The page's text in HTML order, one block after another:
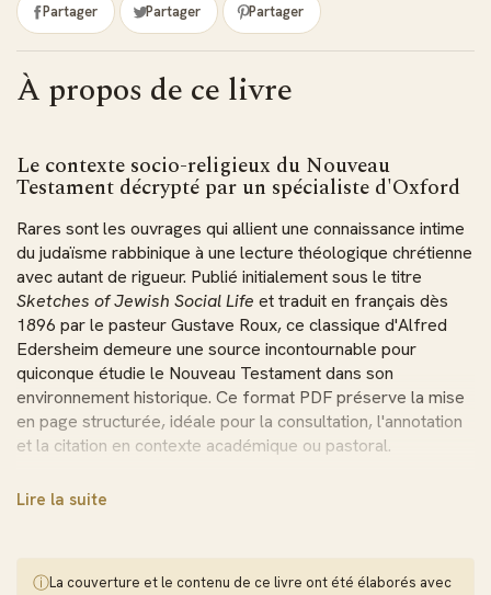
Partager Partager Partager
À propos de ce livre
Le contexte socio-religieux du Nouveau
Testament décrypté par un spécialiste d'Oxford
Rares sont les ouvrages qui allient une connaissance intime
du judaïsme rabbinique à une lecture théologique chrétienne
avec autant de rigueur. Publié initialement sous le titre
Sketches of Jewish Social Life et traduit en français dès
1896 par le pasteur Gustave Roux, ce classique d'Alfred
Edersheim demeure une source incontournable pour
quiconque étudie le Nouveau Testament dans son
environnement historique. Ce format PDF préserve la mise
en page structurée, idéale pour la consultation, l'annotation
et la citation en contexte académique ou pastoral.
Une autorité reconnue entre Torah, Talmud et
hébraïque approfondie dès son enfance viennoise, étudiant
Lire la suite
ⓘLa couverture et le contenu de ce livre ont été élaborés avec